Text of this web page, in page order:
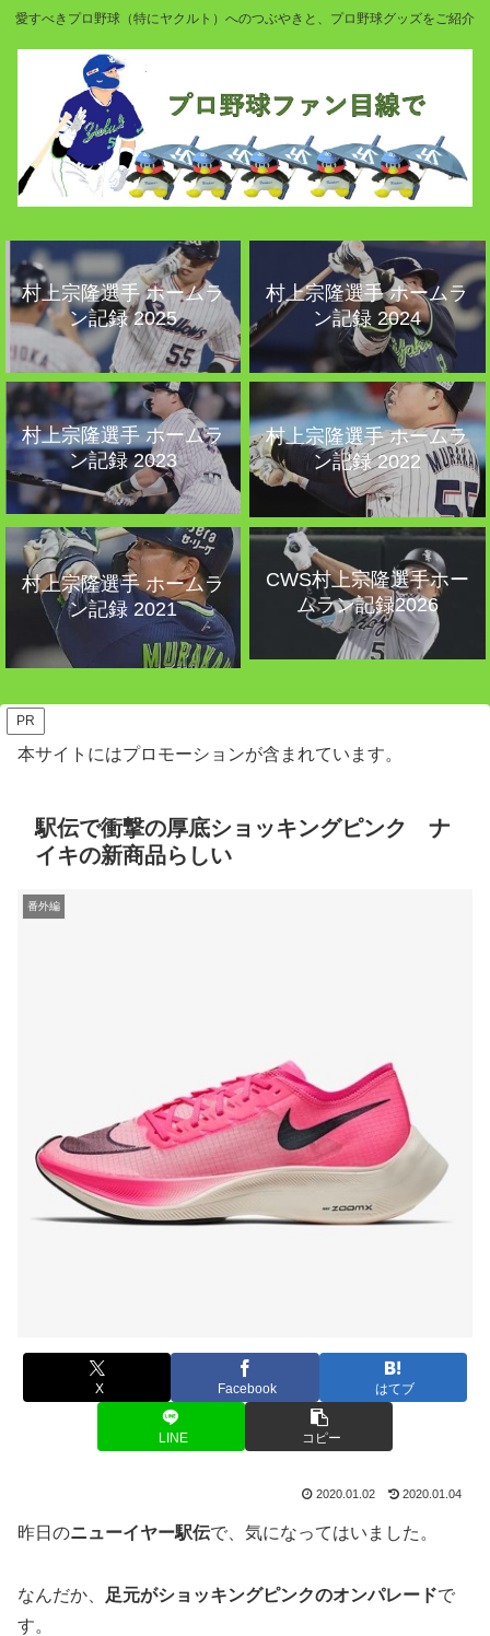
愛すべきプロ野球（特にヤクルト）へのつぶやきと、プロ野球グッズをご紹介
村上宗隆選手 ホームラ
ン記録 2025
村上宗隆選手 ホームラ
ン記録 2024
村上宗隆選手 ホームラ
ン記録 2023
村上宗隆選手 ホームラ
ン記録 2022
村上宗隆選手 ホームラ
ン記録 2021
CWS村上宗隆選手ホー
ムラン記録2026
PR
本サイトにはプロモーションが含まれています。
駅伝で衝撃の厚底ショッキングピンク ナ
イキの新商品らしい
番外編
X Facebook はてブ
LINE コピー
2020.01.02 2020.01.04
昨日のニューイヤー駅伝で、気になってはいました。
なんだか、 足元がショッキングピンクのオンパレードで
す。